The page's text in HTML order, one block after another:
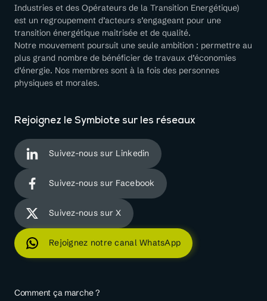
Industries et des Opérateurs de la Transition Energétique)
est un regroupement d’acteurs s’engageant pour une
transition énergétique maitrisée et de qualité.
Notre mouvement poursuit une seule ambition : permettre au
plus grand nombre de bénéficier de travaux d’économies
d’énergie. Nos membres sont à la fois des personnes
physiques et morales.
Rejoignez le Symbiote sur les réseaux
Suivez-nous sur Linkedin
Suivez-nous sur Facebook
Suivez-nous sur X
Rejoignez notre canal WhatsApp
Comment ça marche ?